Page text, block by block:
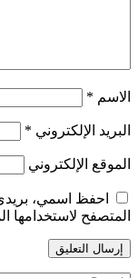
الاسم *
البريد الإلكتروني *
الموقع الإلكتروني
احفظ اسمي، بريدي
المتصفح لاستخدامها